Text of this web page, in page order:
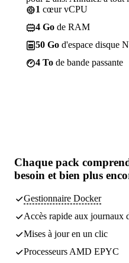
1 cœur vCPU
4 Go de RAM
50 Go d'espace disque
4 To de bande passante
Chaque pack
besoin et bien plus
Gestionnaire Docker
Accès rapide aux journaux
Mises à jour en un clic
Processeurs AMD EPYC